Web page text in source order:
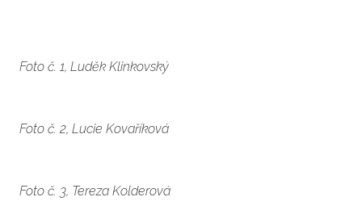
Foto č. 1, Luděk Klinkovský
Foto č. 2, Lucie Kovaříková
Foto č. 3, Tereza Kolderová